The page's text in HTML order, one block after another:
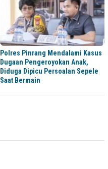
Polres Pinrang Mendalami Kasus
Dugaan Pengeroyokan Anak,
Diduga Dipicu Persoalan Sepele
Saat Bermain